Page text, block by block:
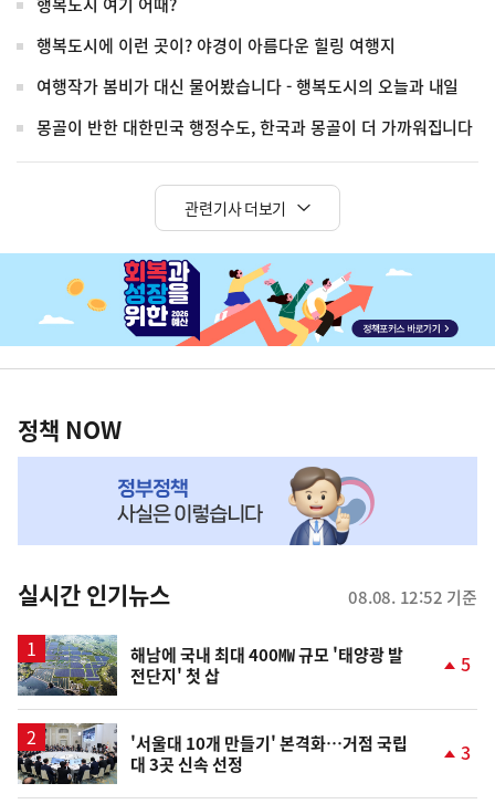
행복도시 여기 어때?
행복도시에 이런 곳이? 야경이 아름다운 힐링 여행지
여행작가 봄비가 대신 물어봤습니다 - 행복도시의 오늘과 내일
몽골이 반한 대한민국 행정수도, 한국과 몽골이 더 가까워집니다
관련기사 더보기
배
너
역책
NOW,
뉴
스
정책 NOW
실시간 인기뉴스 08.08. 12:52 기준
해남에 국내 최대 400㎿ 규모 '태양광 발
전단지' 첫 삽
5
'서울대 10개 만들기' 본격화…거점 국립
대 3곳 신속 선정
3